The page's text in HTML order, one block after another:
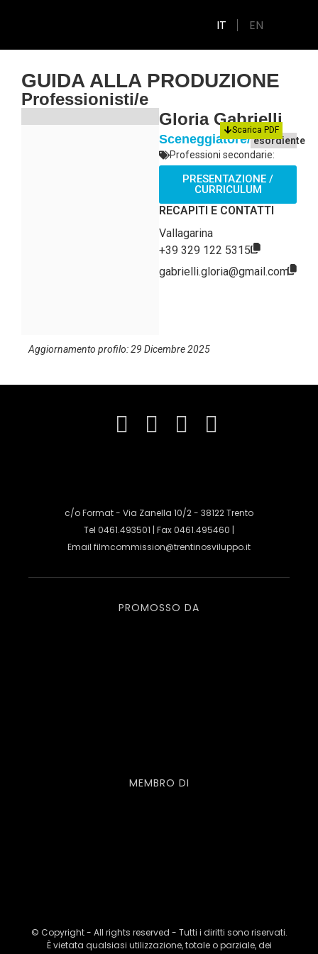
IT EN
GUIDA ALLA PRODUZIONE
Professionisti/e
Scarica PDF
Gloria Gabrielli
Sceneggiatore/triceesordiente
Professioni secondarie:
PRESENTAZIONE /
CURRICULUM
RECAPITI E CONTATTI
Vallagarina
+39 329 122 5315
gabrielli.gloria@gmail.com
Aggiornamento profilo: 29 Dicembre 2025
c/o Format - Via Zanella 10/2 - 38122 Trento
Tel 0461.493501 | Fax 0461.495460 |
Email filmcommission@trentinosviluppo.it
PROMOSSO DA
MEMBRO DI
© Copyright - All rights reserved - Tutti i diritti sono riservati.
È vietata qualsiasi utilizzazione, totale o parziale, dei